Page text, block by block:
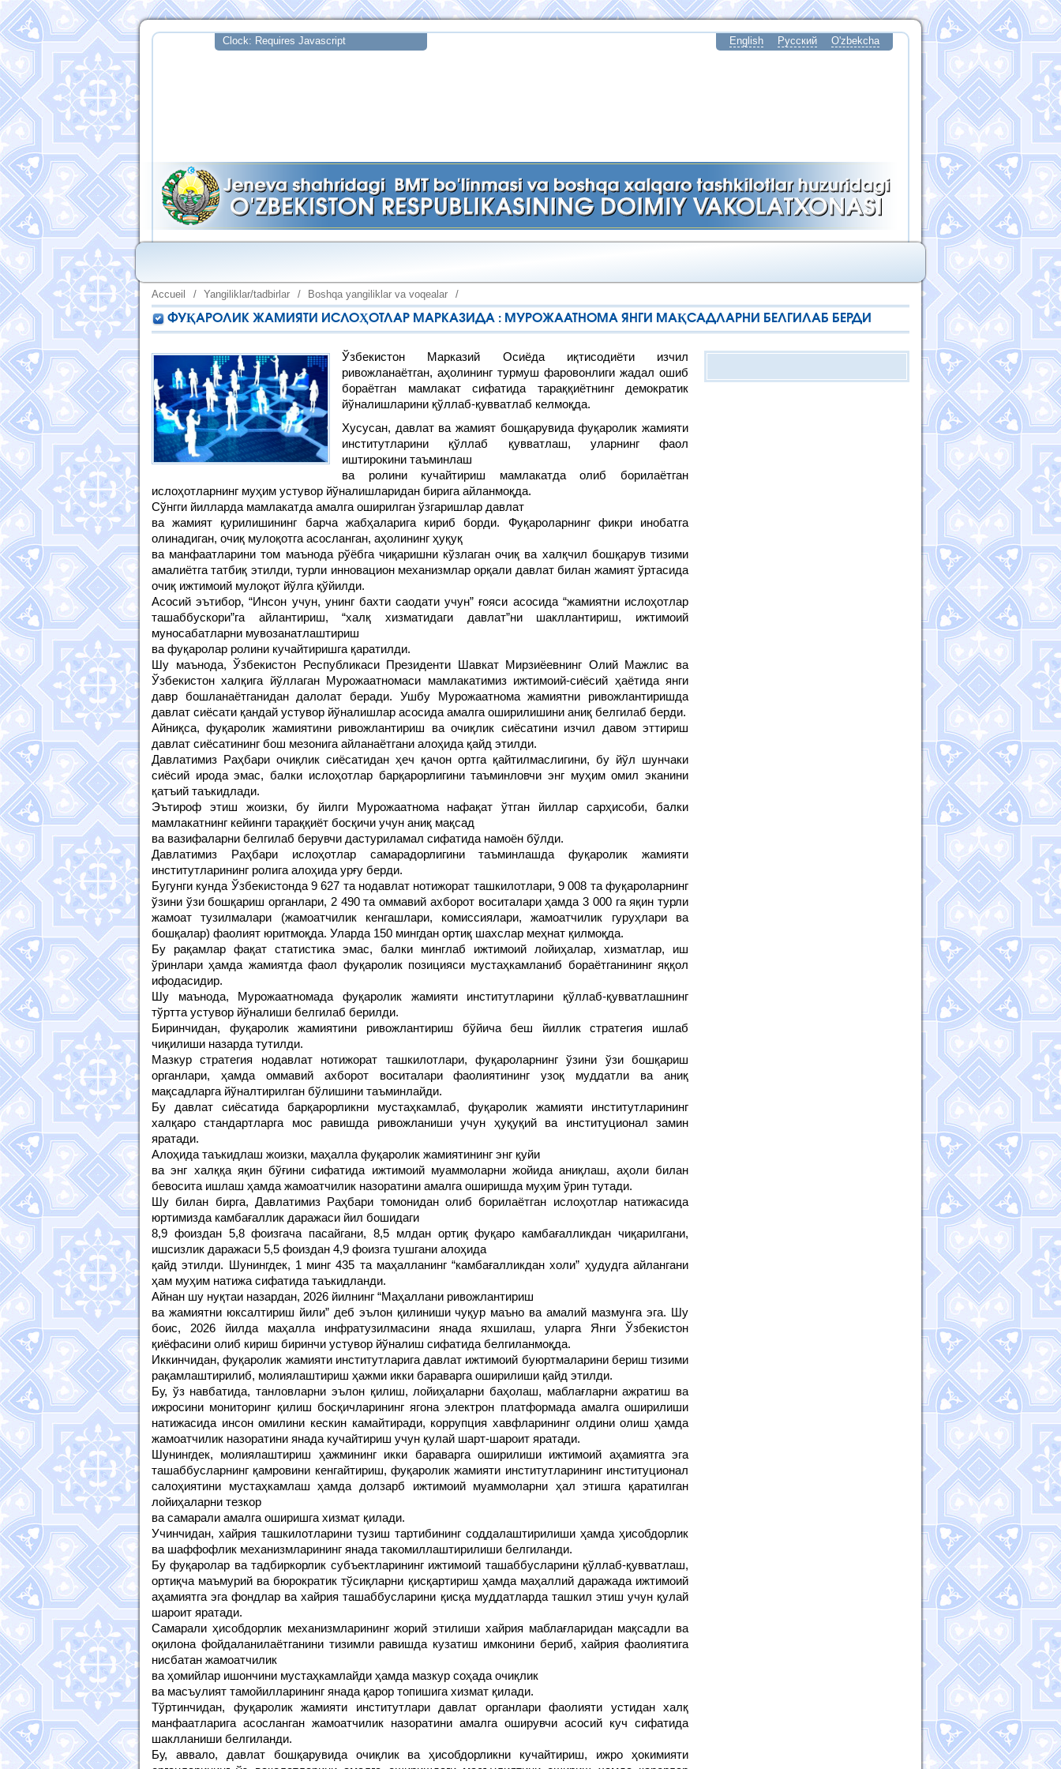
English Русский O'zbekcha
Accueil / Yangiliklar/tadbirlar / Boshqa yangiliklar va voqealar /
ФУҚАРОЛИК ЖАМИЯТИ ИСЛОҲОТЛАР МАРКАЗИДА : МУРОЖААТНОМА ЯНГИ МАҚСАДЛАРНИ БЕЛГИЛАБ БЕРДИ
Ўзбекистон Марказий Осиёда иқтисодиёти изчил
ривожланаётган, аҳолининг турмуш фаровонлиги жадал ошиб
бораётган мамлакат сифатида тараққиётнинг демократик
йўналишларини қўллаб-қувватлаб келмоқда.
Хусусан, давлат ва жамият бошқарувида фуқаролик жамияти
институтларини қўллаб қувватлаш, уларнинг фаол
иштирокини таъминлаш
ва ролини кучайтириш мамлакатда олиб борилаётган
ислоҳотларнинг муҳим устувор йўналишларидан бирига айланмоқда.
Сўнгги йилларда мамлакатда амалга оширилган ўзгаришлар давлат
ва жамият қурилишининг барча жабҳаларига кириб борди. Фуқароларнинг фикри инобатга
олинадиган, очиқ мулоқотга асосланган, аҳолининг ҳуқуқ
ва манфаатларини том маънода рўёбга чиқаришни кўзлаган очиқ ва халқчил бошқарув тизими
амалиётга татбиқ этилди, турли инновацион механизмлар орқали давлат билан жамият ўртасида
очиқ ижтимоий мулоқот йўлга қўйилди.
Асосий эътибор, “Инсон учун, унинг бахти саодати учун” ғояси асосида “жамиятни ислоҳотлар
ташаббускори”га айлантириш, “халқ хизматидаги давлат”ни шакллантириш, ижтимоий
муносабатларни мувозанатлаштириш
ва фуқаролар ролини кучайтиришга қаратилди.
Шу маънода, Ўзбекистон Республикаси Президенти Шавкат Мирзиёевнинг Олий Мажлис ва
Ўзбекистон халқига йўллаган Мурожаатномаси мамлакатимиз ижтимоий-сиёсий ҳаётида янги
давр бошланаётганидан далолат беради. Ушбу Мурожаатнома жамиятни ривожлантиришда
давлат сиёсати қандай устувор йўналишлар асосида амалга оширилишини аниқ белгилаб берди.
Айниқса, фуқаролик жамиятини ривожлантириш ва очиқлик сиёсатини изчил давом эттириш
давлат сиёсатининг бош мезонига айланаётгани алоҳида қайд этилди.
Давлатимиз Раҳбари очиқлик сиёсатидан ҳеч қачон ортга қайтилмаслигини, бу йўл шунчаки
сиёсий ирода эмас, балки ислоҳотлар барқарорлигини таъминловчи энг муҳим омил эканини
қатъий таъкидлади.
Эътироф этиш жоизки, бу йилги Мурожаатнома нафақат ўтган йиллар сарҳисоби, балки
мамлакатнинг кейинги тараққиёт босқичи учун аниқ мақсад
ва вазифаларни белгилаб берувчи дастуриламал сифатида намоён бўлди.
Давлатимиз Раҳбари ислоҳотлар самарадорлигини таъминлашда фуқаролик жамияти
институтларининг ролига алоҳида урғу берди.
Бугунги кунда Ўзбекистонда 9 627 та нодавлат нотижорат ташкилотлари, 9 008 та фуқароларнинг
ўзини ўзи бошқариш органлари, 2 490 та оммавий ахборот воситалари ҳамда 3 000 га яқин турли
жамоат тузилмалари (жамоатчилик кенгашлари, комиссиялари, жамоатчилик гуруҳлари ва
бошқалар) фаолият юритмоқда. Уларда 150 мингдан ортиқ шахслар меҳнат қилмоқда.
Бу рақамлар фақат статистика эмас, балки минглаб ижтимоий лойиҳалар, хизматлар, иш
ўринлари ҳамда жамиятда фаол фуқаролик позицияси мустаҳкамланиб бораётганининг яққол
ифодасидир.
Шу маънода, Мурожаатномада фуқаролик жамияти институтларини қўллаб-қувватлашнинг
тўртта устувор йўналиши белгилаб берилди.
Биринчидан, фуқаролик жамиятини ривожлантириш бўйича беш йиллик стратегия ишлаб
чиқилиши назарда тутилди.
Мазкур стратегия нодавлат нотижорат ташкилотлари, фуқароларнинг ўзини ўзи бошқариш
органлари, ҳамда оммавий ахборот воситалари фаолиятининг узоқ муддатли ва аниқ
мақсадларга йўналтирилган бўлишини таъминлайди.
Бу давлат сиёсатида барқарорликни мустаҳкамлаб, фуқаролик жамияти институтларининг
халқаро стандартларга мос равишда ривожланиши учун ҳуқуқий ва институционал замин
яратади.
Алоҳида таъкидлаш жоизки, маҳалла фуқаролик жамиятининг энг қуйи
ва энг халққа яқин бўғини сифатида ижтимоий муаммоларни жойида аниқлаш, аҳоли билан
бевосита ишлаш ҳамда жамоатчилик назоратини амалга оширишда муҳим ўрин тутади.
Шу билан бирга, Давлатимиз Раҳбари томонидан олиб борилаётган ислоҳотлар натижасида
юртимизда камбағаллик даражаси йил бошидаги
8,9 фоиздан 5,8 фоизгача пасайгани, 8,5 млдан ортиқ фуқаро камбағалликдан чиқарилгани,
ишсизлик даражаси 5,5 фоиздан 4,9 фоизга тушгани алоҳида
қайд этилди. Шунингдек, 1 минг 435 та маҳалланинг “камбағалликдан холи” ҳудудга айлангани
ҳам муҳим натижа сифатида таъкидланди.
Айнан шу нуқтаи назардан, 2026 йилнинг “Маҳаллани ривожлантириш
ва жамиятни юксалтириш йили” деб эълон қилиниши чуқур маъно ва амалий мазмунга эга. Шу
боис, 2026 йилда маҳалла инфратузилмасини янада яхшилаш, уларга Янги Ўзбекистон
қиёфасини олиб кириш биринчи устувор йўналиш сифатида белгиланмоқда.
Иккинчидан, фуқаролик жамияти институтларига давлат ижтимоий буюртмаларини бериш тизими
рақамлаштирилиб, молиялаштириш ҳажми икки бараварга оширилиши қайд этилди.
Бу, ўз навбатида, танловларни эълон қилиш, лойиҳаларни баҳолаш, маблағларни ажратиш ва
ижросини мониторинг қилиш босқичларининг ягона электрон платформада амалга оширилиши
натижасида инсон омилини кескин камайтиради, коррупция хавфларининг олдини олиш ҳамда
жамоатчилик назоратини янада кучайтириш учун қулай шарт-шароит яратади.
Шунингдек, молиялаштириш ҳажмининг икки бараварга оширилиши ижтимоий аҳамиятга эга
ташаббусларнинг қамровини кенгайтириш, фуқаролик жамияти институтларининг институционал
салоҳиятини мустаҳкамлаш ҳамда долзарб ижтимоий муаммоларни ҳал этишга қаратилган
лойиҳаларни тезкор
ва самарали амалга оширишга хизмат қилади.
Учинчидан, хайрия ташкилотларини тузиш тартибининг соддалаштирилиши ҳамда ҳисобдорлик
ва шаффофлик механизмларининг янада такомиллаштирилиши белгиланди.
Бу фуқаролар ва тадбиркорлик субъектларининг ижтимоий ташаббусларини қўллаб-қувватлаш,
ортиқча маъмурий ва бюрократик тўсиқларни қисқартириш ҳамда маҳаллий даражада ижтимоий
аҳамиятга эга фондлар ва хайрия ташаббусларини қисқа муддатларда ташкил этиш учун қулай
шароит яратади.
Самарали ҳисобдорлик механизмларининг жорий этилиши хайрия маблағларидан мақсадли ва
оқилона фойдаланилаётганини тизимли равишда кузатиш имконини бериб, хайрия фаолиятига
нисбатан жамоатчилик
ва ҳомийлар ишончини мустаҳкамлайди ҳамда мазкур соҳада очиқлик
ва масъулият тамойилларининг янада қарор топишига хизмат қилади.
Тўртинчидан, фуқаролик жамияти институтлари давлат органлари фаолияти устидан халқ
манфаатларига асосланган жамоатчилик назоратини амалга оширувчи асосий куч сифатида
шаклланиши белгиланди.
Бу, аввало, давлат бошқарувида очиқлик ва ҳисобдорликни кучайтириш, ижро ҳокимияти